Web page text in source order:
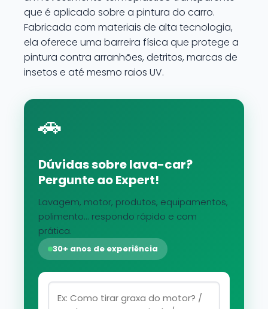
que é aplicado sobre a pintura do carro.
Fabricada com materiais de alta tecnologia,
ela oferece uma barreira física que protege a
pintura contra arranhões, detritos, marcas de
insetos e até mesmo raios UV.
🚗
Dúvidas sobre lava-car?
Pergunte ao Expert!
Lavagem, motor, produtos, equipamentos,
polimento... respondo rápido e com
prática.
30+ anos de experiência